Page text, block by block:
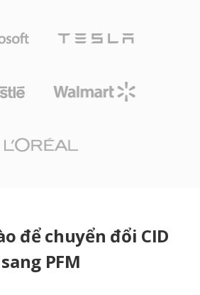
để chuyển đổi CID
sang PFM